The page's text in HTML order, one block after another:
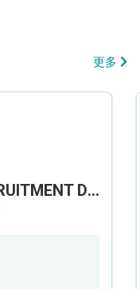
更多
THE REPULSE BAY RECRUITMENT DAY 淺水灣影灣園人才招聘會